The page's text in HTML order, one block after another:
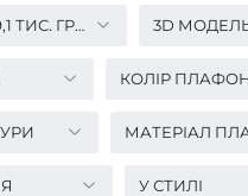
ТИС. ГРН. 3D
КОЛІР
МАТЕРІАЛ
У СТИЛІ